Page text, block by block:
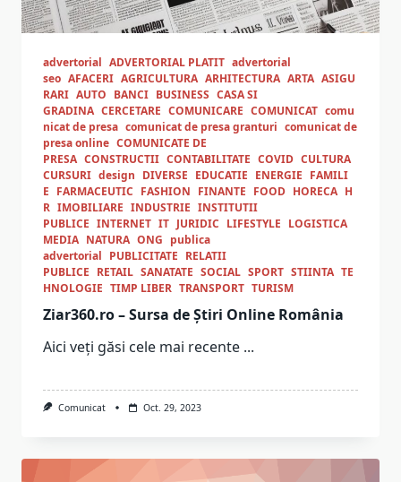
advertorial ADVERTORIAL PLATIT advertorial
seo AFACERI AGRICULTURA ARHITECTURA ARTA ASIGU
RARI AUTO BANCI BUSINESS CASA SI
GRADINA CERCETARE COMUNICARE COMUNICAT comu
nicat de presa comunicat de presa granturi comunicat de
presa online COMUNICATE DE
PRESA CONSTRUCTII CONTABILITATE COVID CULTURA
CURSURI design DIVERSE EDUCATIE ENERGIE FAMILI
E FARMACEUTIC FASHION FINANTE FOOD HORECA H
R IMOBILIARE INDUSTRIE INSTITUTII
PUBLICE INTERNET IT JURIDIC LIFESTYLE LOGISTICA
MEDIA NATURA ONG publica
advertorial PUBLICITATE RELATII
PUBLICE RETAIL SANATATE SOCIAL SPORT STIINTA TE
HNOLOGIE TIMP LIBER TRANSPORT TURISM
Ziar360.ro – Sursa de Știri Online România
Aici veți găsi cele mai recente ...
Comunicat Oct. 29, 2023